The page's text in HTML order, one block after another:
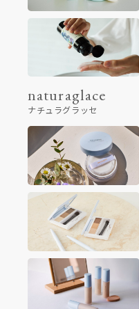
naturaglace
ナチュラグラッセ